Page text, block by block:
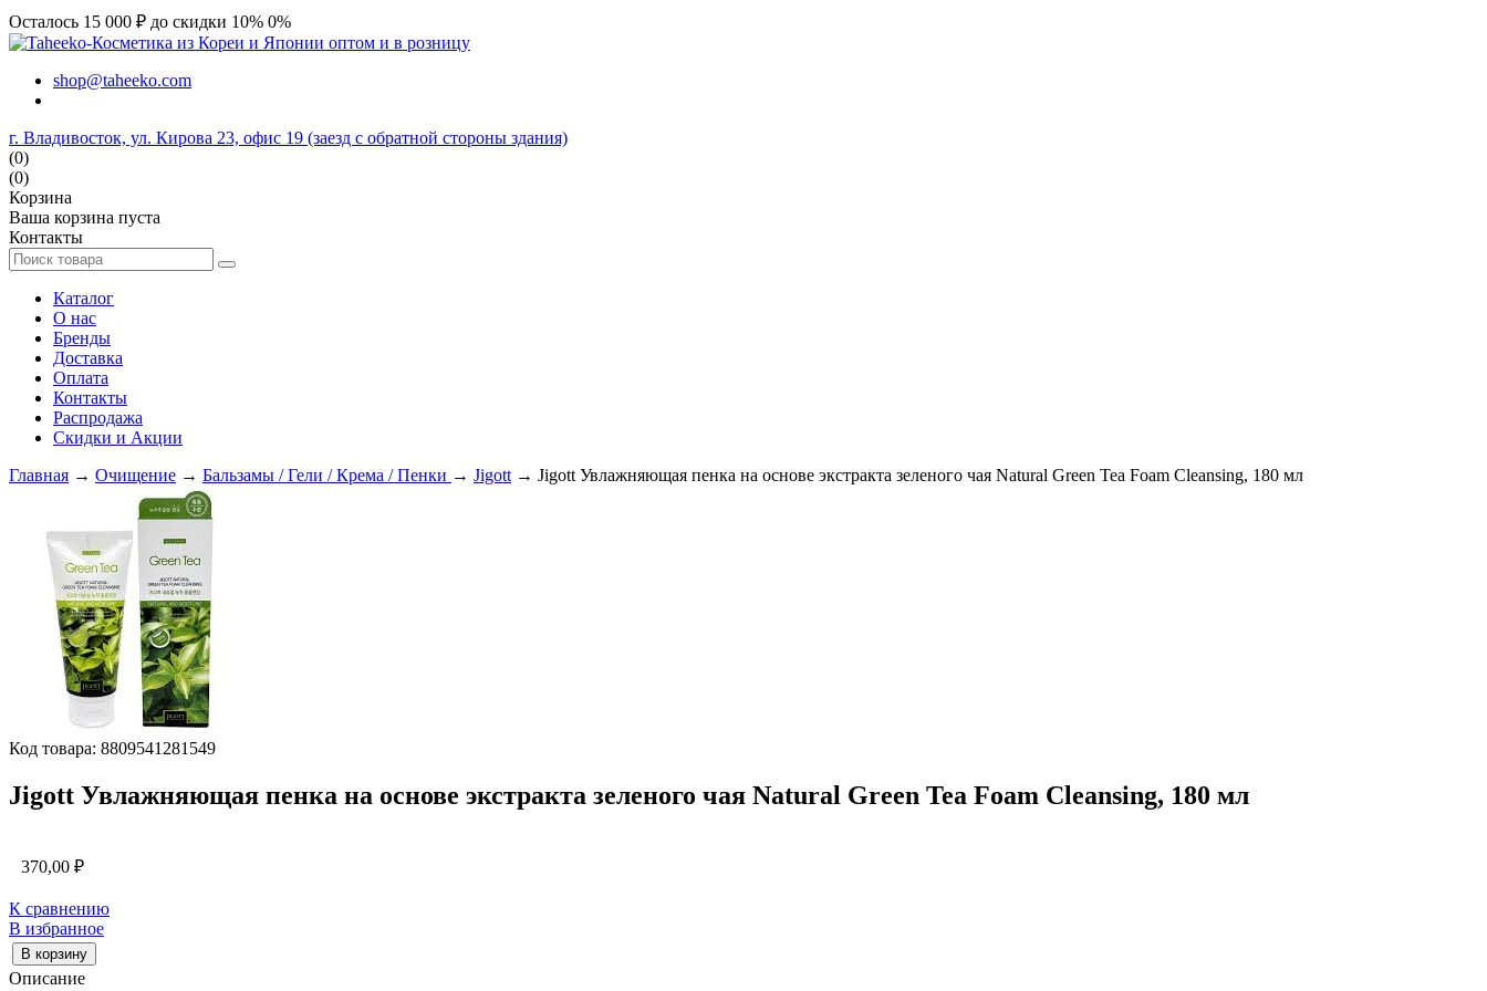
Осталось 15 000 ₽ до скидки 10% 0%
shop@taheeko.com
г. Владивосток, ул. Кирова 23, офис 19 (заезд с обратной стороны здания)
(0)
(0)
Корзина
Ваша корзина пуста
Контакты
Каталог
О нас
Бренды
Доставка
Оплата
Контакты
Распродажа
Скидки и Акции
Главная → Очищение → Бальзамы / Гели / Крема / Пенки → Jigott → Jigott Увлажняющая пенка на основе экстракта зеленого чая Natural Green Tea Foam Cleansing, 180 мл
Код товара: 8809541281549
Jigott Увлажняющая пенка на основе экстракта зеленого чая Natural Green Tea Foam Cleansing, 180 мл
370,00 ₽
К сравнению
В избранное
В корзину
Описание